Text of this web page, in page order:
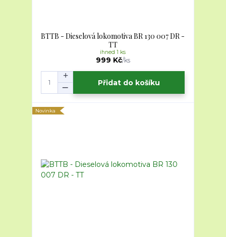
BTTB - Dieselová lokomotiva BR 130 007 DR -
TT
999 Kč/ks
ihned 1 ks
Přidat do košíku
Novinka